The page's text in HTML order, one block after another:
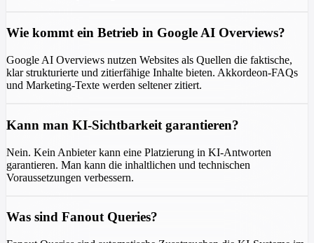
Wie kommt ein Betrieb in Google AI Overviews?
Google AI Overviews nutzen Websites als Quellen die faktische,
klar strukturierte und zitierfähige Inhalte bieten. Akkordeon-FAQs
und Marketing-Texte werden seltener zitiert.
Kann man KI-Sichtbarkeit garantieren?
Nein. Kein Anbieter kann eine Platzierung in KI-Antworten
garantieren. Man kann die inhaltlichen und technischen
Voraussetzungen verbessern.
Was sind Fanout Queries?